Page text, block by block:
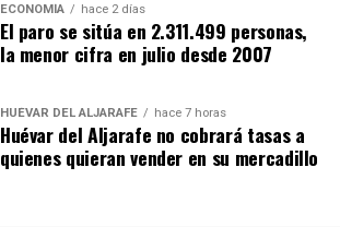
ECONOMÍA hace 2 días
El paro se sitúa en 2.311.499 personas,
la menor cifra en julio desde 2007
HUÉVAR DEL ALJARAFE hace 7 horas
Huévar del Aljarafe no cobrará tasas a
quienes quieran vender en su mercadillo